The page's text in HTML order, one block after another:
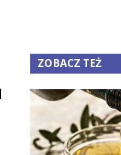
ZOBACZ TEŻ